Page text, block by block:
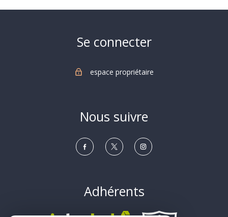
Se connecter
espace propriétaire
Nous suivre
Adhérents